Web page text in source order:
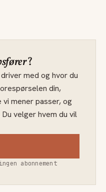
?
med og hvor du
din,
mener passer, og
velger hvem du vil
abonnement